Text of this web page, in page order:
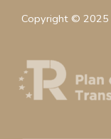
Copyright © 2025